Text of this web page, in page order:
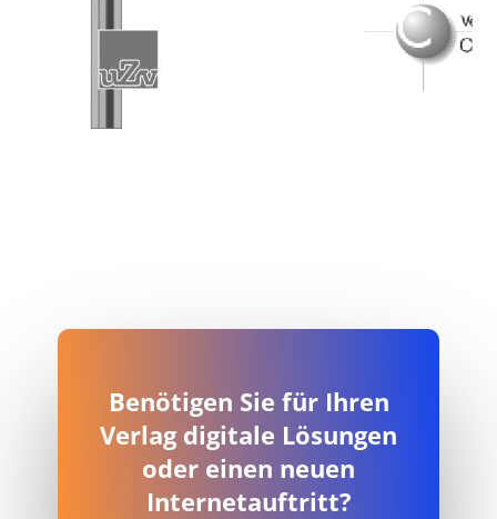
Verlag
Benötigen Sie für Ihren
Verlag digitale Lösungen
oder einen neuen
Internetauftritt?